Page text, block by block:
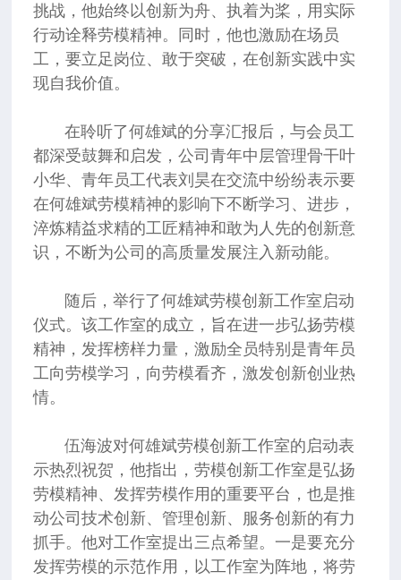
挑战，他始终以创新为舟、执着为桨，用实际
行动诠释劳模精神。同时，他也激励在场员
工，要立足岗位、敢于突破，在创新实践中实
现自我价值。
在聆听了何雄斌的分享汇报后，与会员工
都深受鼓舞和启发，公司青年中层管理骨干叶
小华、青年员工代表刘昊在交流中纷纷表示要
在何雄斌劳模精神的影响下不断学习、进步，
淬炼精益求精的工匠精神和敢为人先的创新意
识，不断为公司的高质量发展注入新动能。
随后，举行了何雄斌劳模创新工作室启动
仪式。该工作室的成立，旨在进一步弘扬劳模
精神，发挥榜样力量，激励全员特别是青年员
工向劳模学习，向劳模看齐，激发创新创业热
情。
伍海波对何雄斌劳模创新工作室的启动表
示热烈祝贺，他指出，劳模创新工作室是弘扬
劳模精神、发挥劳模作用的重要平台，也是推
动公司技术创新、管理创新、服务创新的有力
抓手。他对工作室提出三点希望。一是要充分
发挥劳模的示范作用，以工作室为阵地，将劳